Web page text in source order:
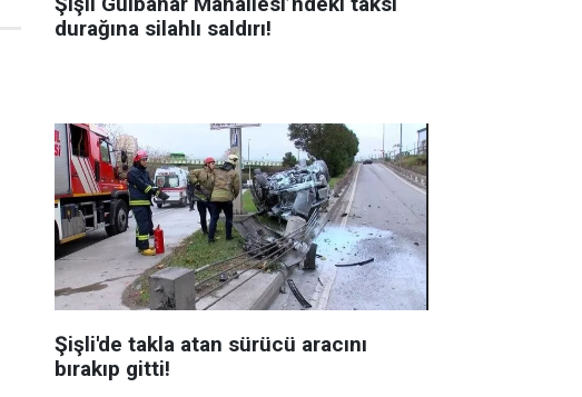
durağına silahlı saldırı!
Şişli'de takla atan sürücü aracını
bırakıp gitti!